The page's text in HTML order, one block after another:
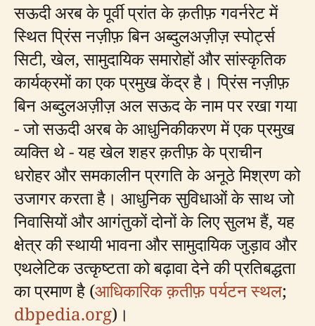
सऊदी अरब के पूर्वी प्रांत के क़तीफ़ गवर्नरेट में
स्थित प्रिंस नज़ीफ़ बिन अब्दुलअज़ीज़ स्पोर्ट्स
सिटी, खेल, सामुदायिक समारोहों और सांस्कृतिक
कार्यक्रमों का एक प्रमुख केंद्र है। प्रिंस नज़ीफ़
बिन अब्दुलअज़ीज़ अल सऊद के नाम पर रखा गया
- जो सऊदी अरब के आधुनिकीकरण में एक प्रमुख
व्यक्ति थे - यह खेल शहर क़तीफ़ के प्राचीन
धरोहर और समकालीन प्रगति के अनूठे मिश्रण को
उजागर करता है। आधुनिक सुविधाओं के साथ जो
निवासियों और आगंतुकों दोनों के लिए सुलभ हैं, यह
क्षेत्र की स्थायी भावना और सामुदायिक जुड़ाव और
एथलेटिक उत्कृष्टता को बढ़ावा देने की प्रतिबद्धता
का प्रमाण है (आधिकारिक क़तीफ़ पर्यटन स्थल;
dbpedia.org)।